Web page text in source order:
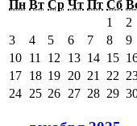
Пн Вт Ср Чт Пт Сб
1
2
3
4 5 6 7 8
9
10 11 12 13 14 15
17 18 19 20 21 22
24 25 26 27 28 29